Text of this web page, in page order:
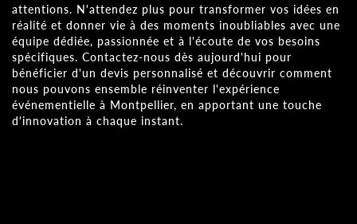
attentions. N'attendez plus pour transformer vos idées en
réalité et donner vie à des moments inoubliables avec une
équipe dédiée, passionnée et à l'écoute de vos besoins
spécifiques. Contactez-nous dès aujourd'hui pour
bénéficier d'un devis personnalisé et découvrir comment
nous pouvons ensemble réinventer l'expérience
événementielle à Montpellier, en apportant une touche
d'innovation à chaque instant.